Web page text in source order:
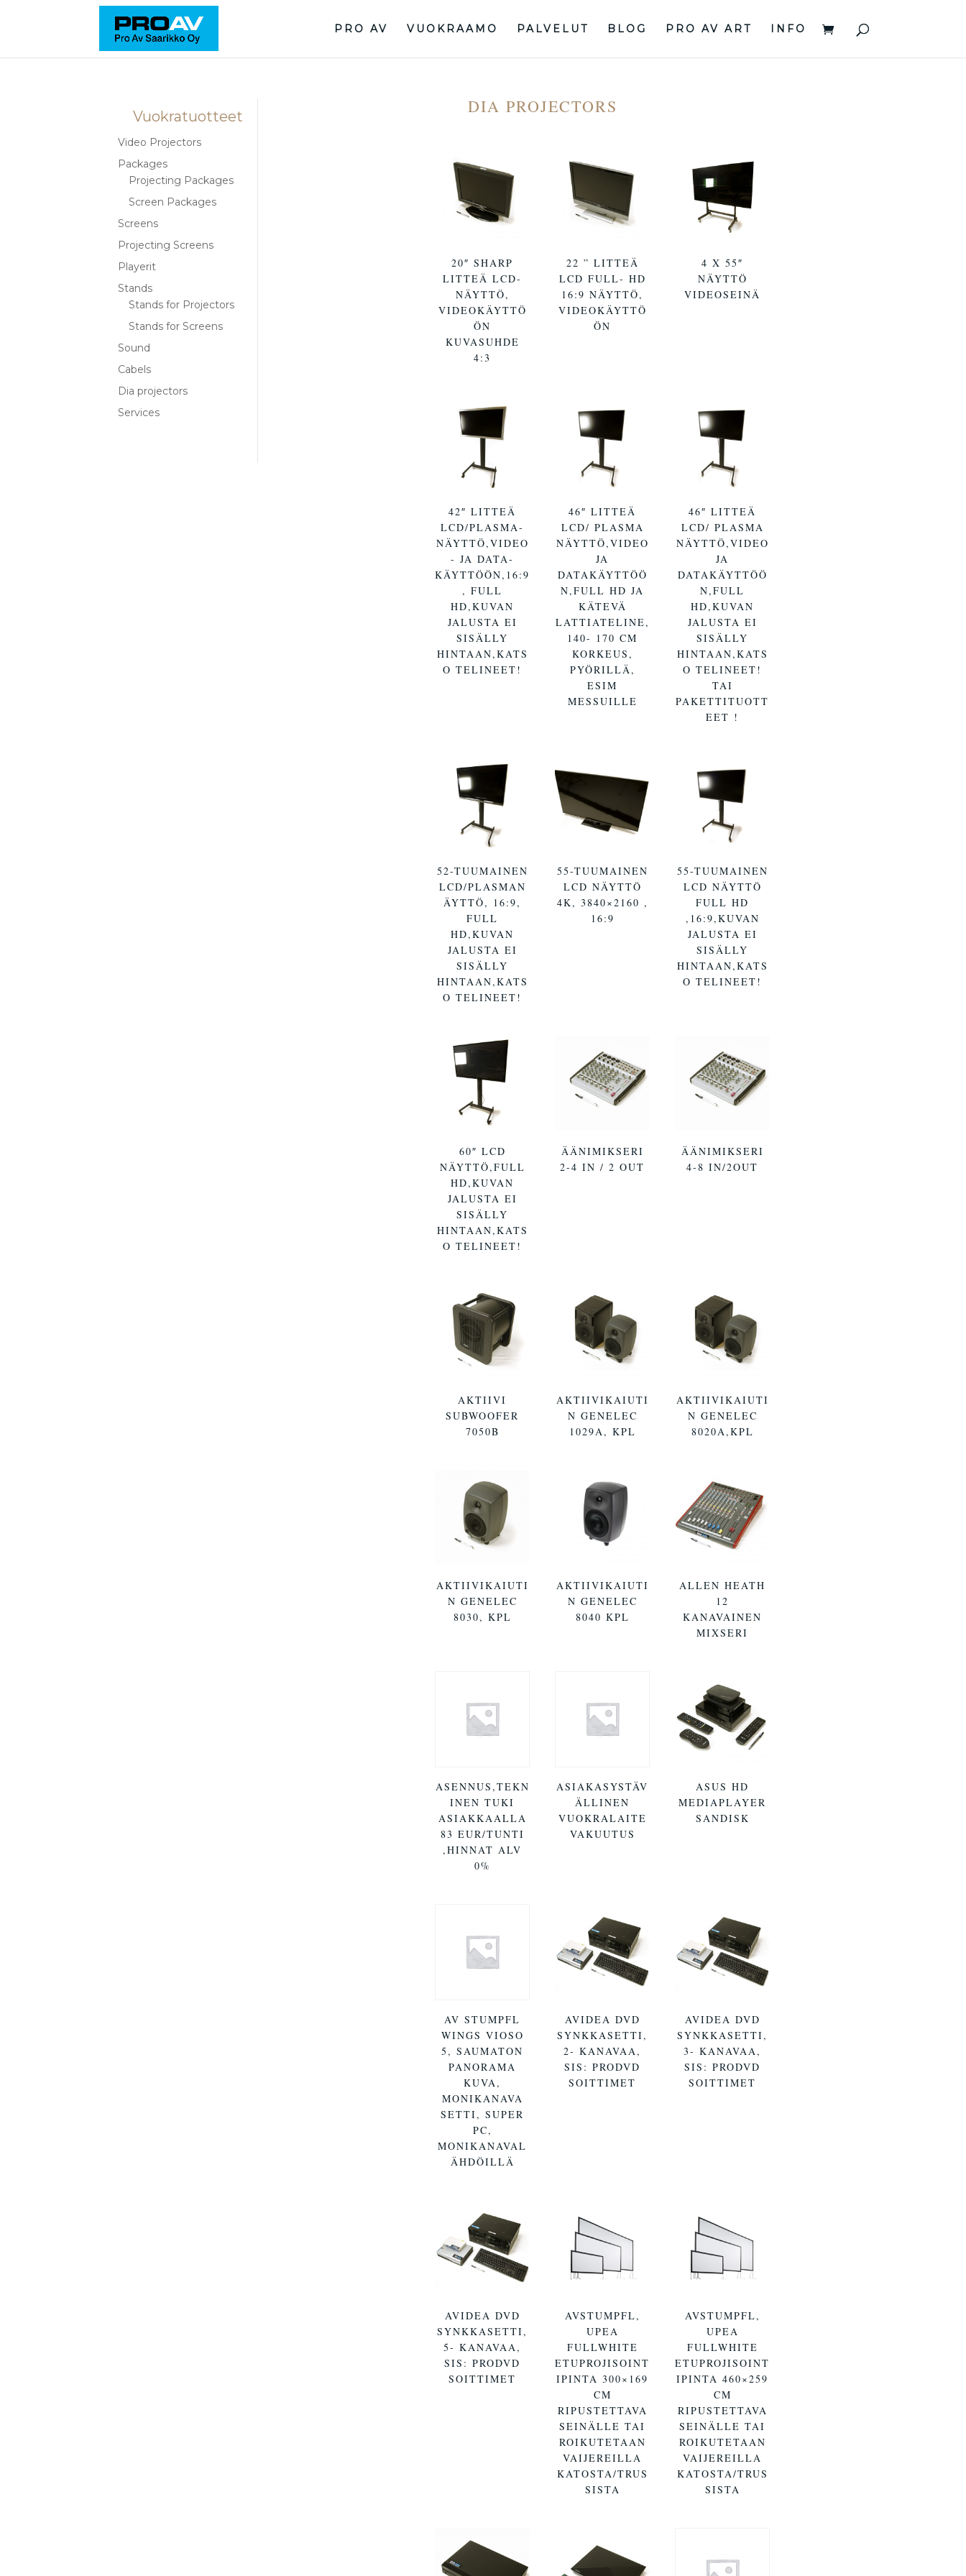
PRO AV VUOKRAAMO PALVELUT BLOG PRO AV ART INFO
DIA PROJECTORS
20″ SHARP
LITTEÄ LCD-
NÄYTTÖ,
VIDEOKÄYTTÖ
ÖN
KUVASUHDE
4:3
22 ” LITTEÄ
LCD FULL- HD
16:9 NÄYTTÖ,
VIDEOKÄYTTÖ
ÖN
4 X 55″
NÄYTTÖ
VIDEOSEINÄ
42″ LITTEÄ
LCD/PLASMA-
NÄYTTÖ,VIDEO
- JA DATA-
KÄYTTÖÖN,16:9
, FULL
HD,KUVAN
JALUSTA EI
SISÄLLY
HINTAAN,KATS
O TELINEET!
46″ LITTEÄ
LCD/ PLASMA
NÄYTTÖ,VIDEO
JA
DATAKÄYTTÖÖ
N,FULL HD JA
KÄTEVÄ
LATTIATELINE,
140- 170 CM
KORKEUS,
PYÖRILLÄ,
ESIM
MESSUILLE
46″ LITTEÄ
LCD/ PLASMA
NÄYTTÖ,VIDEO
JA
DATAKÄYTTÖÖ
N,FULL
HD,KUVAN
JALUSTA EI
SISÄLLY
HINTAAN,KATS
O TELINEET!
TAI
PAKETTITUOTT
EET !
52-TUUMAINEN
LCD/PLASMAN
ÄYTTÖ, 16:9,
FULL
HD,KUVAN
JALUSTA EI
SISÄLLY
HINTAAN,KATS
O TELINEET!
55-TUUMAINEN
LCD NÄYTTÖ
4K, 3840×2160 ,
16:9
55-TUUMAINEN
LCD NÄYTTÖ
FULL HD
,16:9,KUVAN
JALUSTA EI
SISÄLLY
HINTAAN,KATS
O TELINEET!
60″ LCD
NÄYTTÖ,FULL
HD,KUVAN
JALUSTA EI
SISÄLLY
HINTAAN,KATS
O TELINEET!
ÄÄNIMIKSERI
2-4 IN / 2 OUT
ÄÄNIMIKSERI
4-8 IN/2OUT
AKTIIVI
SUBWOOFER
7050B
AKTIIVIKAIUTI
N GENELEC
1029A, KPL
AKTIIVIKAIUTI
N GENELEC
8020A,KPL
AKTIIVIKAIUTI
N GENELEC
8030, KPL
AKTIIVIKAIUTI
N GENELEC
8040 KPL
ALLEN HEATH
12
KANAVAINEN
MIXSERI
ASENNUS,TEKN
INEN TUKI
ASIAKKAALLA
83 EUR/TUNTI
,HINNAT ALV
0%
ASIAKASYSTÄV
ÄLLINEN
VUOKRALAITE
VAKUUTUS
ASUS HD
MEDIAPLAYER
SANDISK
AV STUMPFL
WINGS VIOSO
5, SAUMATON
PANORAMA
KUVA,
MONIKANAVA
SETTI, SUPER
PC,
MONIKANAVAL
ÄHDÖILLÄ
AVIDEA DVD
SYNKKASETTI,
2- KANAVAA,
SIS: PRODVD
SOITTIMET
AVIDEA DVD
SYNKKASETTI,
3- KANAVAA,
SIS: PRODVD
SOITTIMET
AVIDEA DVD
SYNKKASETTI,
5- KANAVAA,
SIS: PRODVD
SOITTIMET
AVSTUMPFL,
UPEA
FULLWHITE
ETUPROJISOINT
IPINTA 300×169
CM
RIPUSTETTAVA
SEINÄLLE TAI
ROIKUTETAAN
VAIJEREILLA
KATOSTA/TRUS
SISTA
AVSTUMPFL,
UPEA
FULLWHITE
ETUPROJISOINT
IPINTA 460×259
CM
RIPUSTETTAVA
SEINÄLLE TAI
ROIKUTETAAN
VAIJEREILLA
KATOSTA/TRUS
SISTA
Vuokratuotteet
Video Projectors
Packages
Projecting Packages
Screen Packages
Screens
Projecting Screens
Playerit
Stands
Stands for Projectors
Stands for Screens
Sound
Cabels
Dia projectors
Services